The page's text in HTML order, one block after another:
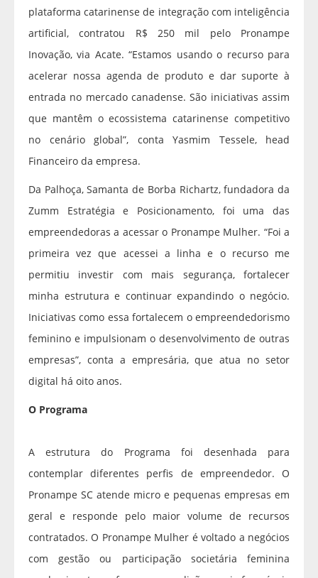
plataforma catarinense de integração com inteligência
artificial, contratou R$ 250 mil pelo Pronampe
Inovação, via Acate. “Estamos usando o recurso para
acelerar nossa agenda de produto e dar suporte à
entrada no mercado canadense. São iniciativas assim
que mantêm o ecossistema catarinense competitivo
no cenário global”, conta Yasmim Tessele, head
Financeiro da empresa.
Da Palhoça, Samanta de Borba Richartz, fundadora da
Zumm Estratégia e Posicionamento, foi uma das
empreendedoras a acessar o Pronampe Mulher. “Foi a
primeira vez que acessei a linha e o recurso me
permitiu investir com mais segurança, fortalecer
minha estrutura e continuar expandindo o negócio.
Iniciativas como essa fortalecem o empreendedorismo
feminino e impulsionam o desenvolvimento de outras
empresas”, conta a empresária, que atua no setor
digital há oito anos.
O Programa
A estrutura do Programa foi desenhada para
contemplar diferentes perfis de empreendedor. O
Pronampe SC atende micro e pequenas empresas em
geral e responde pelo maior volume de recursos
contratados. O Pronampe Mulher é voltado a negócios
com gestão ou participação societária feminina